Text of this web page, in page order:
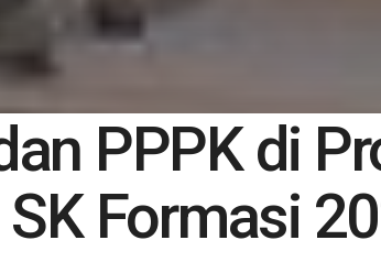
PPPK di
Formasi